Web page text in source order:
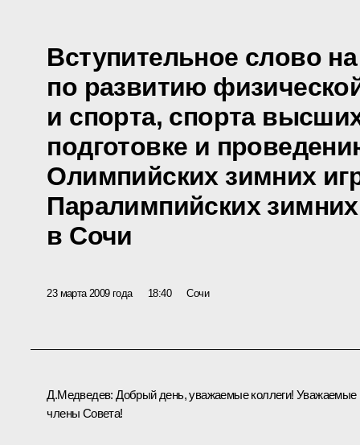
Вступительное слово
по развитию
и спорта, спорта
подготовке и
Олимпийских зимних
Паралимпийских зимних
в Сочи
23 марта 2009 года 18:40 Сочи
Д.Медведев: Добрый день, уважаемые коллеги! Уважаемые
члены Совета!